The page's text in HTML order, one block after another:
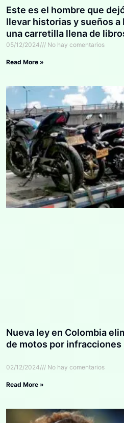
Este es el hombre que
llevar historias y sueños
una carretilla llena de
05/12/2024 No hay comentarios
Read More »
Nueva ley en Colombia
de motos por infracciones
02/12/2024 No hay comentarios
Read More »